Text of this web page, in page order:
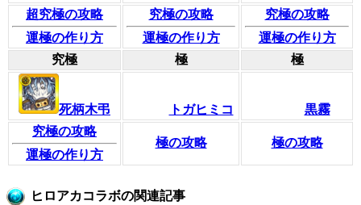
超究極の攻略
運極の作り方
究極の攻略
運極の作り方
究極の攻略
運極の作り方
究極
極 極
死柄木弔 トガヒミコ
黒霧
究極の攻略
運極の作り方
極の攻略 極の攻略
ヒロアカコラボの関連記事